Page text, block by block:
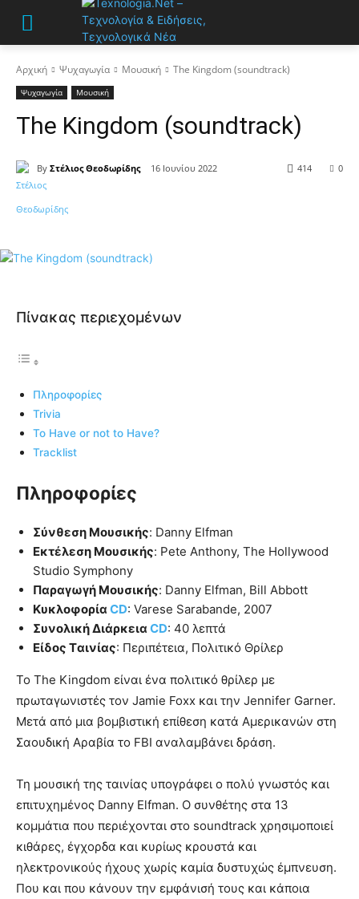
Αρχική Ψυχαγωγία Μουσική The Kingdom (soundtrack)
Ψυχαγωγία Μουσική
The Kingdom (soundtrack)
By Στέλιος Θεοδωρίδης 16 Ιουνίου 2022 0
414
Πίνακας περιεχομένων
Πληροφορίες
Trivia
To Have or not to Have?
Tracklist
Πληροφορίες
Σύνθεση Μουσικής: Danny Elfman
Εκτέλεση Μουσικής: Pete Anthony, The Hollywood
Studio Symphony
Παραγωγή Μουσικής: Danny Elfman, Bill Abbott
Κυκλοφορία CD: Varese Sarabande, 2007
Συνολική Διάρκεια CD: 40 λεπτά
Είδος Tαινίας: Περιπέτεια, Πολιτικό Θρίλερ
Το The Kingdom είναι ένα πολιτικό θρίλερ με
πρωταγωνιστές τον Jamie Foxx και την Jennifer Garner.
Μετά από μια βομβιστική επίθεση κατά Αμερικανών στη
Σαουδική Αραβία το FBI αναλαμβάνει δράση.
Τη μουσική της ταινίας υπογράφει ο πολύ γνωστός και
επιτυχημένος Danny Elfman. Ο συνθέτης στα 13
κομμάτια που περιέχονται στο soundtrack χρησιμοποιεί
κιθάρες, έγχορδα και κυρίως κρουστά και
ηλεκτρονικούς ήχους χωρίς καμία δυστυχώς έμπνευση.
Που και που κάνουν την εμφάνισή τους και κάποια